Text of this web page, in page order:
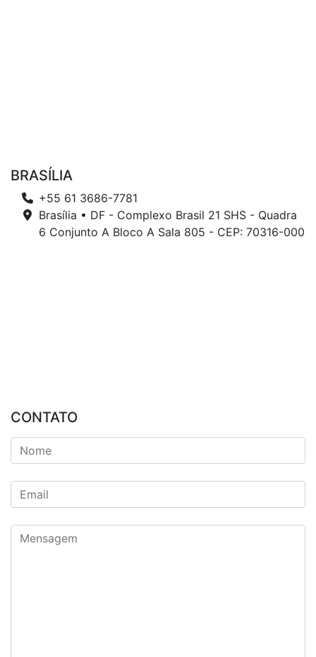
BRASÍLIA
+55 61 3686-7781
Brasília • DF - Complexo Brasil 21 SHS - Quadra
6 Conjunto A Bloco A Sala 805 - CEP: 70316-000
CONTATO